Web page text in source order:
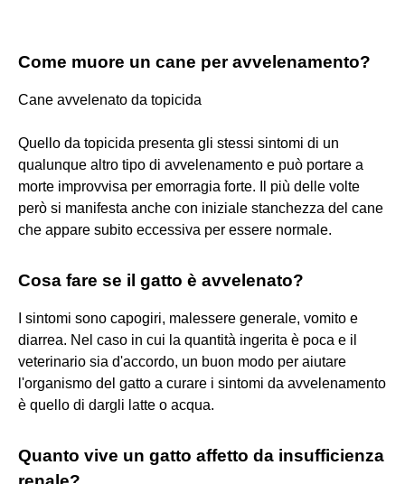
Come muore un cane per avvelenamento?
Cane avvelenato da topicida
Quello da topicida presenta gli stessi sintomi di un
qualunque altro tipo di avvelenamento e può portare a
morte improvvisa per emorragia forte. Il più delle volte
però si manifesta anche con iniziale stanchezza del cane
che appare subito eccessiva per essere normale.
Cosa fare se il gatto è avvelenato?
I sintomi sono capogiri, malessere generale, vomito e
diarrea. Nel caso in cui la quantità ingerita è poca e il
veterinario sia d'accordo, un buon modo per aiutare
l'organismo del gatto a curare i sintomi da avvelenamento
è quello di dargli latte o acqua.
Quanto vive un gatto affetto da insufficienza